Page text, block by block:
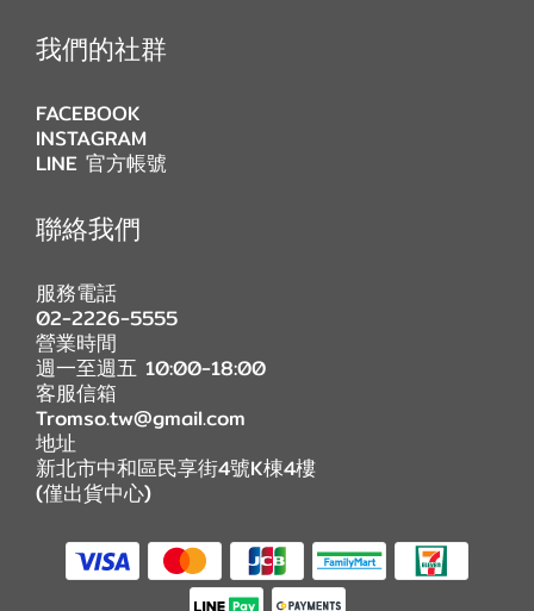
我們的社群
FACEBOOK
INSTAGRAM
LINE 官方帳號
聯絡我們
服務電話
02-2226-5555
營業時間
週一至週五 10:00-18:00
客服信箱
Tromso.tw@gmail.com
地址
新北市中和區民享街4號K棟4樓
(僅出貨中心)